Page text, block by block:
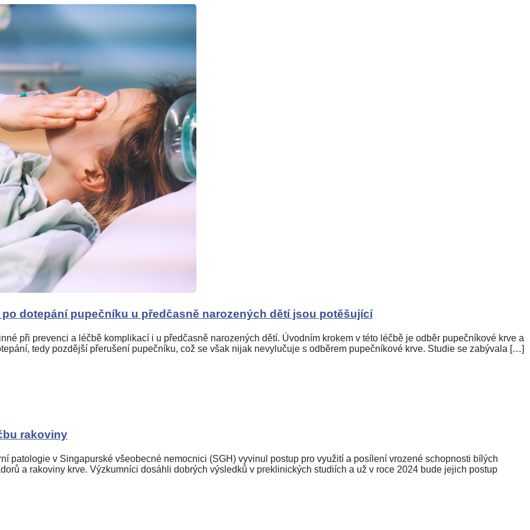
dotepání pupečníku u předčasně narozených dětí jsou potěšující
při prevenci a léčbě komplikací i u předčasně narozených dětí. Úvodním krokem v této léčbě je odběr pupečníkové krve a
tedy pozdější přerušení pupečníku, což se však nijak nevylučuje s odběrem pupečníkové krve. Studie se zabývala […]
rakoviny
patologie v Singapurské všeobecné nemocnici (SGH) vyvinul postup pro využití a posílení vrozené schopnosti bílých
a rakoviny krve. Výzkumníci dosáhli dobrých výsledků v preklinických studiích a už v roce 2024 bude jejich postup